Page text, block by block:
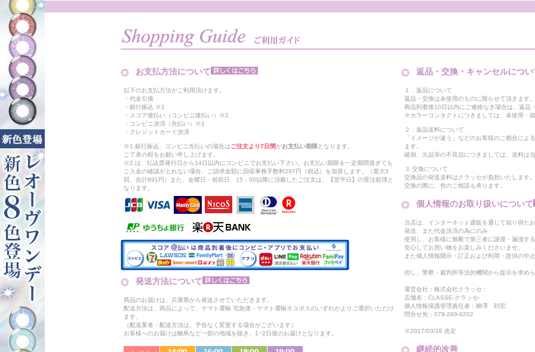
お支払方法について
以下のお支払方法がご利用頂けます。
・代金引換
・銀行振込 ※1
・スコア後払い（コンビニ後払い）※2
・コンビニ決済（先払い）※1
・クレジットカード決済
※1.銀行振込、コンビニ先払いの場合はご注文より7日間がお支払い期限 となります。
ご了承の程をお願い申し上げます。
※2.は、払込票発行日から14日以内にコンビニでお支払い下さい。お支払い期限を一定期間過ぎても
ご入金の確認がとれない場合、ご請求金額に回収事務手数料297円（税込）を加算します。（最大3
回、合計891円）また、金曜日・祝前日 15：00以降に頂戴したご注文は、【翌平日】の受注処理と
なります。
発送方法について
商品のお届けは、兵庫県から発送させていただきます。
配送方法は、商品によって、ヤマト運輸 宅急便・ヤマト運輸ネコポスのいずれかよりご選択いただけ
ます。
（配送業者・配送方法は、予告なく変更する場合がございます）
お客様へのお届けは離島など一部の地域を除き、1~2日後のお届けとなります。
返品・交換・キャンセルについ
１．返品について
返品・交換は未使用のものに限らせて頂きます。
商品到着後10日以内にご連絡なき場合は、返品
※カラーコンタクトにつきましては、未使用・
２．返品送料について
「イメージが違う」などのお客様のご都合に
ます。
破損、欠品等の不良品につきましては、送料は
３.交換について
交換品の発送送料はクラッセが負担いたします
交換の際に、色のご相談も承ります。
個人情報のお取り扱いについて
当店は、インターネット通販を通じて知り得た
発送、また代金決済の為にのみ
使用し、お客様に無断で第三者に譲渡・漏洩す
安心してお買い物をお楽しみくださいませ。
また個人情報開示・訂正および利用・提供の中
但し、警察・裁判所等法的機関から提示を求め
運営会社：株式会社クラッセ：
店舗名：CLASSE-クラッセ-
個人情報保護管理責任者：柳澤 到宏
問合せ先：079-289-0202
※2017/03/16 改定
継続的改善